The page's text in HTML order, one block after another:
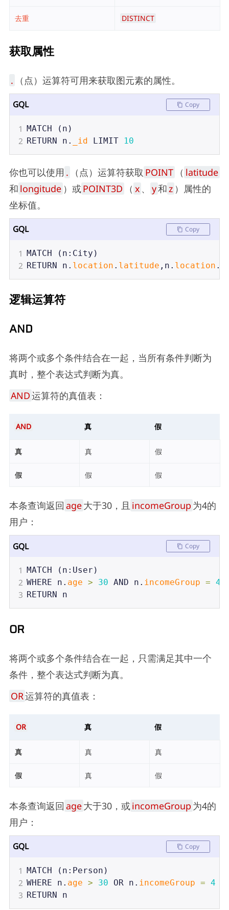
去重 DISTINCT
获取属性
. （点）运算符可用来获取图元素的属性。
GQL Copy
1 MATCH ( n )
2 RETURN n . _id LIMIT 10
你也可以使用 . （点）运算符获取 POINT （ latitude
和 longitude ）或POINT3D （ x 、 y和 z ）属性的
坐标值。
GQL Copy
1 MATCH ( n : City )
2 RETURN n . location . latitude , n . location .
逻辑运算符
AND
将两个或多个条件结合在一起，当所有条件判断为
真时，整个表达式判断为真。
AND运算符的真值表：
AND 真 假
真 真 假
假 假 假
本条查询返回 age大于30，且 incomeGroup 为4的
用户：
GQL Copy
1 MATCH ( n : User )
2 WHERE n . age > 30 AND n . incomeGroup = 4
3 RETURN n
OR
将两个或多个条件结合在一起，只需满足其中一个
条件，整个表达式判断为真。
OR运算符的真值表：
OR 真 假
真 真 真
假 真 假
本条查询返回 age大于30，或incomeGroup 为4的
用户：
GQL Copy
1 MATCH ( n : Person )
2 WHERE n . age > 30 OR n . incomeGroup = 4
3 RETURN n